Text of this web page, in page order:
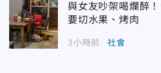
與女友吵架喝爛醉
要切水果、烤肉
3小時前 社會